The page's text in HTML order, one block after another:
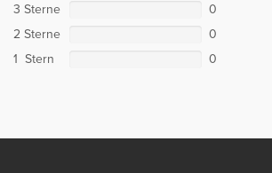
3 Sterne
0
2 Sterne
0
1 Stern
0